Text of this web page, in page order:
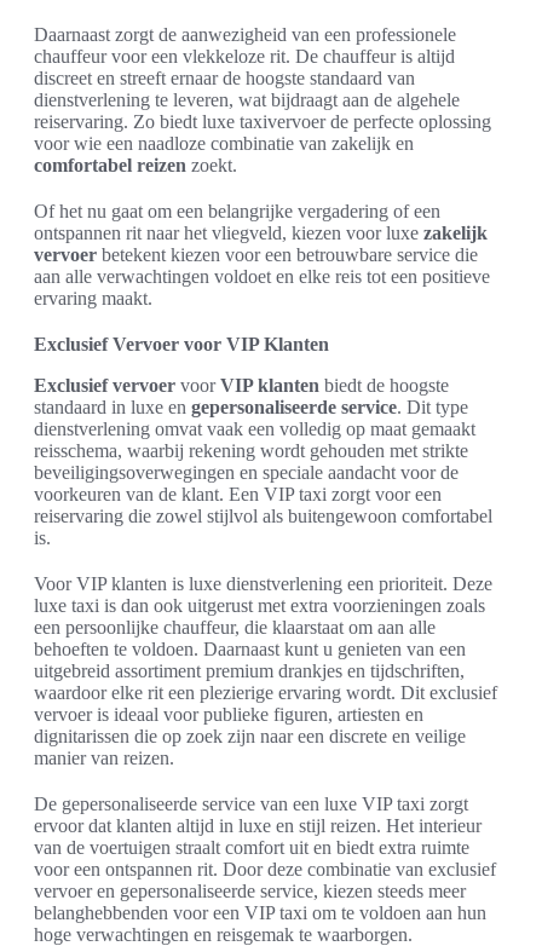
Daarnaast zorgt de aanwezigheid van een professionele
chauffeur voor een vlekkeloze rit. De chauffeur is altijd
discreet en streeft ernaar de hoogste standaard van
dienstverlening te leveren, wat bijdraagt aan de algehele
reiservaring. Zo biedt luxe taxivervoer de perfecte oplossing
voor wie een naadloze combinatie van zakelijk en
comfortabel reizen zoekt.
Of het nu gaat om een belangrijke vergadering of een
ontspannen rit naar het vliegveld, kiezen voor luxe zakelijk
vervoer betekent kiezen voor een betrouwbare service die
aan alle verwachtingen voldoet en elke reis tot een positieve
ervaring maakt.
Exclusief Vervoer voor VIP Klanten
Exclusief vervoer voorVIP klanten biedt de hoogste
standaard in luxe en gepersonaliseerde service. Dit type
dienstverlening omvat vaak een volledig op maat gemaakt
reisschema, waarbij rekening wordt gehouden met strikte
beveiligingsoverwegingen en speciale aandacht voor de
voorkeuren van de klant. Een VIP taxi zorgt voor een
reiservaring die zowel stijlvol als buitengewoon comfortabel
is.
Voor VIP klanten is luxe dienstverlening een prioriteit. Deze
luxe taxi is dan ook uitgerust met extra voorzieningen zoals
een persoonlijke chauffeur, die klaarstaat om aan alle
behoeften te voldoen. Daarnaast kunt u genieten van een
uitgebreid assortiment premium drankjes en tijdschriften,
waardoor elke rit een plezierige ervaring wordt. Dit exclusief
vervoer is ideaal voor publieke figuren, artiesten en
dignitarissen die op zoek zijn naar een discrete en veilige
manier van reizen.
De gepersonaliseerde service van een luxe VIP taxi zorgt
ervoor dat klanten altijd in luxe en stijl reizen. Het interieur
van de voertuigen straalt comfort uit en biedt extra ruimte
voor een ontspannen rit. Door deze combinatie van exclusief
vervoer en gepersonaliseerde service, kiezen steeds meer
belanghebbenden voor een VIP taxi om te voldoen aan hun
hoge verwachtingen en reisgemak te waarborgen.